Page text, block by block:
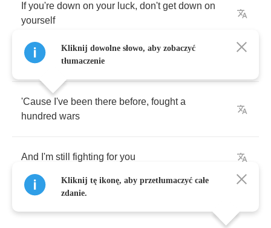
If you're down on your luck, don't get down on
yourself
It won't do you no good
'Cause I've been there before, fought a
hundred wars
And I'm still fighting for you
Kliknij dowolne słowo, aby zobaczyć
tłumaczenie
Kliknij tę ikonę, aby przetłumaczyć całe
zdanie.